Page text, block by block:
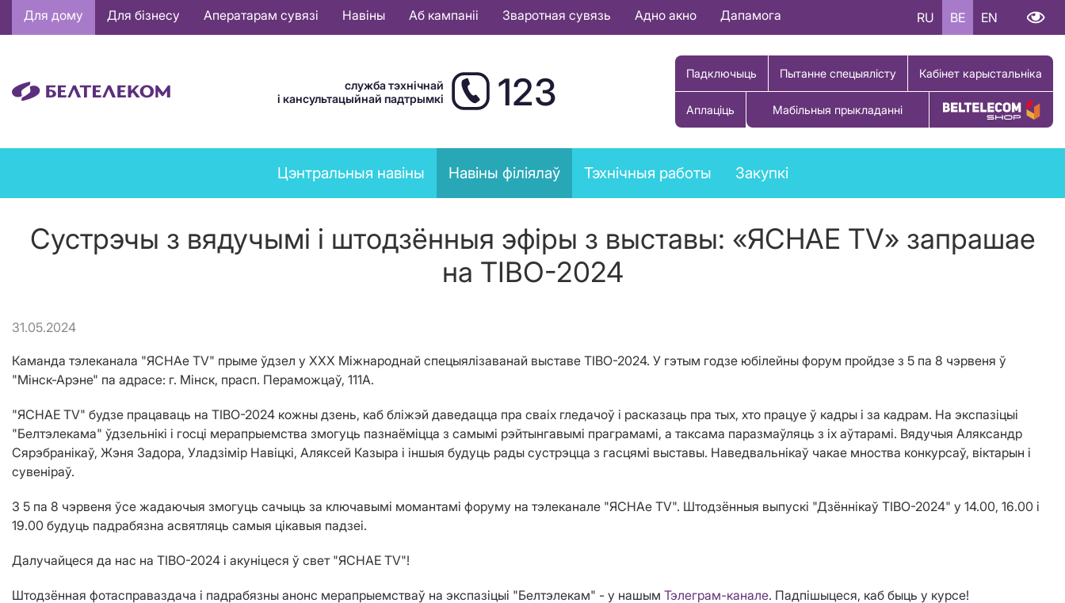
Основная
навигация
Для дому Для бізнесу Аператарам сувязі Навіны Аб кампаніі Зваротная сувязь Адно акно Дапамога RU BE EN
служба тэхнічнай
і кансультацыйнай падтрымкі
123 Падключыць Пытанне спецыялісту Кабінет карыстальніка
Аплаціць Мабільныя прыкладанні Купіць тавар
News
menu
Цэнтральныя навіны Навіны філіялаў Тэхнічныя работы Закупкі
Сустрэчы з вядучымі і штодзённыя эфіры з выставы: «ЯСНАЕ ТV» запрашае
на TIBO-2024
31.05.2024
Каманда тэлеканала "ЯСНАе ТV" прыме ўдзел у ХХХ Міжнароднай спецыялізаванай выставе TIBO-2024. У гэтым годзе юбілейны форум пройдзе з 5 па 8 чэрвеня ў
"Мінск-Арэне" па адрасе: г. Мінск, прасп. Пераможцаў, 111А.
"ЯСНАЕ ТV" будзе працаваць на TIBO-2024 кожны дзень, каб бліжэй даведацца пра сваіх гледачоў і расказаць пра тых, хто працуе ў кадры і за кадрам. На экспазіцыі
"Белтэлекама" ўдзельнікі і госці мерапрыемства змогуць пазнаёміцца з самымі рэйтынгавымі праграмамі, а таксама паразмаўляць з іх аўтарамі. Вядучыя Аляксандр
Сярэбранікаў, Жэня Задора, Уладзімір Навіцкі, Аляксей Казыра і іншыя будуць рады сустрэцца з гасцямі выставы. Наведвальнікаў чакае мноства конкурсаў, віктарын і
сувеніраў.
З 5 па 8 чэрвеня ўсе жадаючыя змогуць сачыць за ключавымі момантамі форуму на тэлеканале "ЯСНАе ТV". Штодзённыя выпускі "Дзённікаў TIBO-2024" у 14.00, 16.00 і
19.00 будуць падрабязна асвятляць самыя цікавыя падзеі.
Далучайцеся да нас на TIBO-2024 і акуніцеся ў свет "ЯСНАЕ ТV"!
Штодзённая фотасправаздача і падрабязны анонс мерапрыемстваў на экспазіцыі "Белтэлекам" - у нашым Тэлеграм-канале. Падпішыцеся, каб быць у курсе!